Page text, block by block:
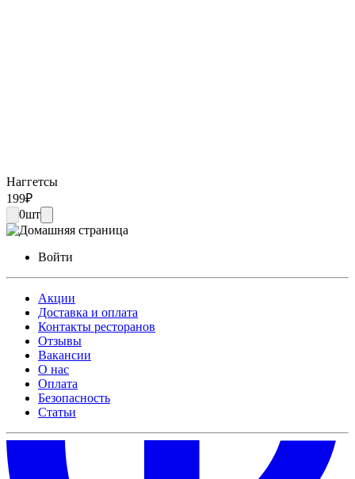
Наггетсы
199₽
0шт
Войти
Акции
Доставка и оплата
Контакты ресторанов
Отзывы
Вакансии
О нас
Оплата
Безопасность
Статьи